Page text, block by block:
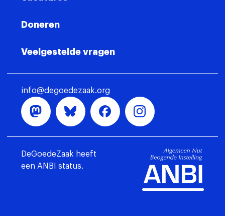
Doneren
Veelgestelde vragen
info@degoedezaak.org
DeGoedeZaak heeft
een ANBI status.